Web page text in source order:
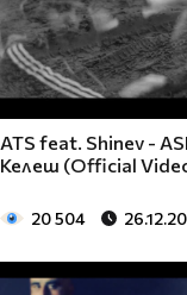
ATS fеаt. Shinev -
Келеш (Official
20 504